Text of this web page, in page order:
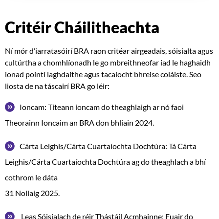
Critéir Cháilitheachta
Ní mór d’iarratasóirí BRA raon critéar airgeadais, sóisialta agus
cultúrtha a chomhlíonadh le go mbreithneofar iad le haghaidh
ionad pointí laghdaithe agus tacaíocht bhreise coláiste. Seo
liosta de na táscairí BRA go léir:
Ioncam: Titeann ioncam do theaghlaigh ar nó faoi
Theorainn Ioncaim an BRA don bhliain 2024.
Cárta Leighis/Cárta Cuartaíochta Dochtúra: Tá Cárta
Leighis/Cárta Cuartaíochta Dochtúra ag do theaghlach a bhí
cothrom le dáta
31 Nollaig 2025.
Leas Sóisialach de réir Thástáil Acmhainne: Fuair ​​do